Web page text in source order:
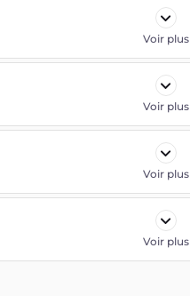
Voir plus
Voir plus
Voir plus
Voir plus